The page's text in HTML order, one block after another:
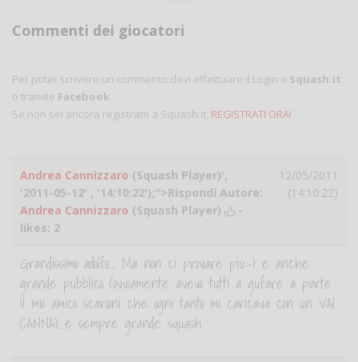
Commenti dei giocatori
Per poter scrivere un commento devi effettuare il Login a Squash.it
o tramite Facebook.
Se non sei ancora registrato a Squash.it, REGISTRATI ORA!
Andrea Cannizzaro (Squash Player)',
'2011-05-12' , '14:10:22');">Rispondi Autore:
Andrea Cannizzaro (Squash Player)
-
likes: 2
12/05/2011
(14:10:22)
Grandissimo adolfo.... Ma non ci provare piu:-) e anche
grande pubblico (ovviamente avevo tutti a gufare a parte
il mio amico scarioni che ogni tanto mi caricava con un VAI
CANNA)....e sempre grande squash